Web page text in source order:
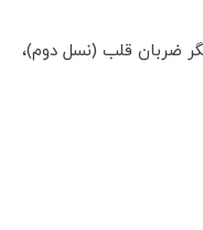
ضربان قلب (نسل دوم)،